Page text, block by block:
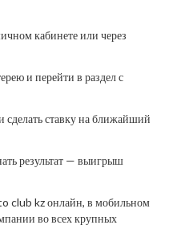
кабинете или через
и перейти в раздел с
сделать ставку на ближайший
результат — выигрыш
club kz онлайн, в мобильном
во всех крупных